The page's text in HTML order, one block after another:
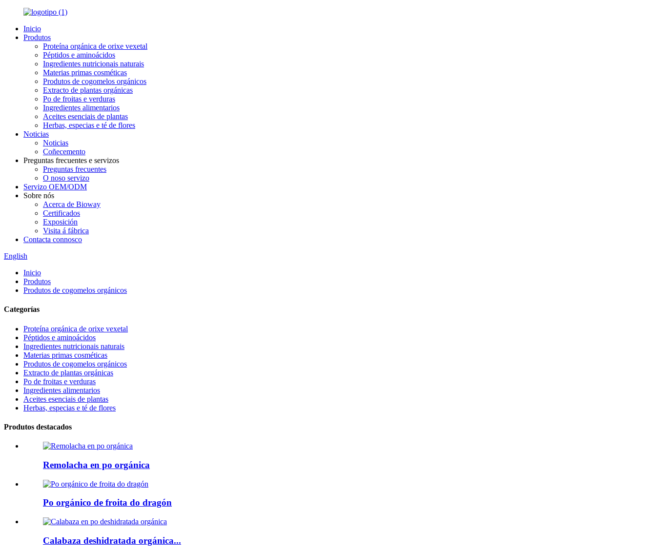
Inicio
Produtos
Proteína orgánica de orixe vexetal
Péptidos e aminoácidos
Ingredientes nutricionais naturais
Materias primas cosméticas
Produtos de cogomelos orgánicos
Extracto de plantas orgánicas
Po de froitas e verduras
Ingredientes alimentarios
Aceites esenciais de plantas
Herbas, especias e té de flores
Noticias
Noticias
Coñecemento
Preguntas frecuentes e servizos
Preguntas frecuentes
O noso servizo
Servizo OEM/ODM
Sobre nós
Acerca de Bioway
Certificados
Exposición
Visita á fábrica
Contacta connosco
English
Inicio
Produtos
Produtos de cogomelos orgánicos
Categorías
Proteína orgánica de orixe vexetal
Péptidos e aminoácidos
Ingredientes nutricionais naturais
Materias primas cosméticas
Produtos de cogomelos orgánicos
Extracto de plantas orgánicas
Po de froitas e verduras
Ingredientes alimentarios
Aceites esenciais de plantas
Herbas, especias e té de flores
Produtos destacados
Remolacha en po orgánica
Po orgánico de froita do dragón
Calabaza deshidratada orgánica...